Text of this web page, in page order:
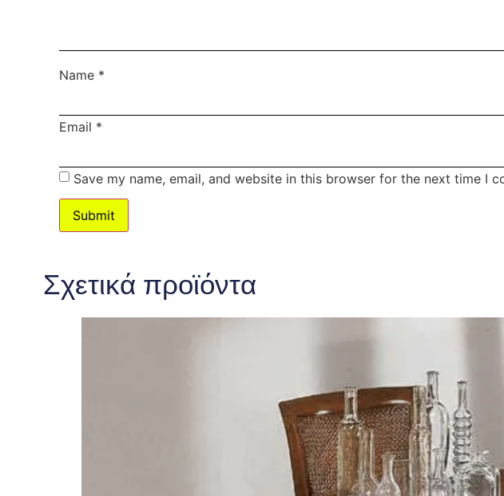
Name *
Email *
Save my name, email, and website in this browser for the next time I
Σχετικά προϊόντα